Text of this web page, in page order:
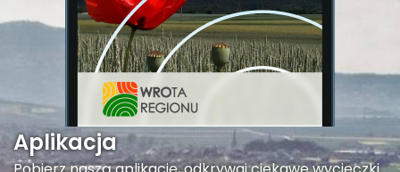
Aplikacja